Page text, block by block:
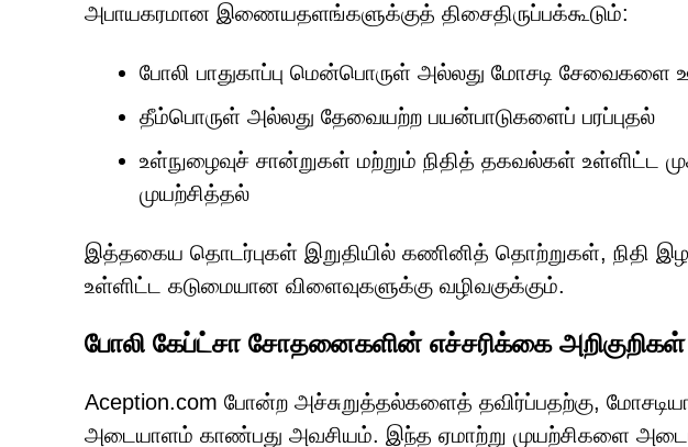
அபாயகரமான இணையதளங்களுக்குத் திசைதிருப்பக்கூடும்:
போலி பாதுகாப்பு மென்பொருள் அல்லது மோசடி சேவைகளை
தீம்பொருள் அல்லது தேவையற்ற பயன்பாடுகளைப் பரப்புதல்
உள்நுழைவுச் சான்றுகள் மற்றும் நிதித் தகவல்கள் உள்ளிட்ட
முயற்சித்தல்
இத்தகைய தொடர்புகள் இறுதியில் கணினித் தொற்றுகள், நிதி
உள்ளிட்ட கடுமையான விளைவுகளுக்கு வழிவகுக்கும்.
போலி கேப்ட்சா சோதனைகளின் எச்சரிக்கை அறிகுறிகள்
Aception.com போன்ற அச்சுறுத்தல்களைத் தவிர்ப்பதற்கு,
அடையாளம் காண்பது அவசியம். இந்த ஏமாற்று முயற்சிகளை